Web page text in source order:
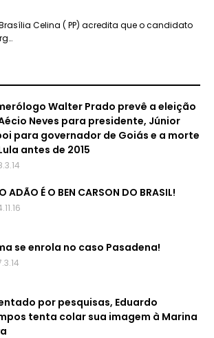
Celina ( PP) acredita que o candidato
Walter Prado prevê a eleição
Neves para presidente, Júnior
para governador de Goiás e a morte
antes de 2015
ADÃO É O BEN CARSON DO BRASIL!
se enrola no caso Pasadena!
por pesquisas, Eduardo
tenta colar sua imagem à Marina